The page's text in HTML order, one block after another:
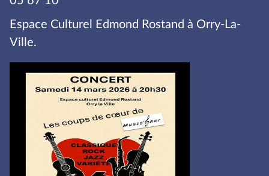
Espace Culturel Edmond Rostand à Orry-La-
Ville.